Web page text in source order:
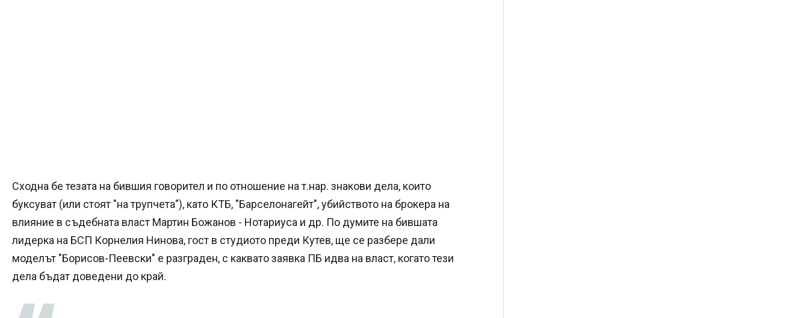
Сходна бе тезата на бившия говорител и по отношение на т.нар. знакови дела, които
буксуват (или стоят "на трупчета"), като КТБ, "Барселонагейт", убийството на брокера на
влияние в съдебната власт Мартин Божанов - Нотариуса и др. По думите на бившата
лидерка на БСП Корнелия Нинова, гост в студиото преди Кутев, ще се разбере дали
моделът "Борисов-Пеевски" е разграден, с каквато заявка ПБ идва на власт, когато тези
дела бъдат доведени до край.